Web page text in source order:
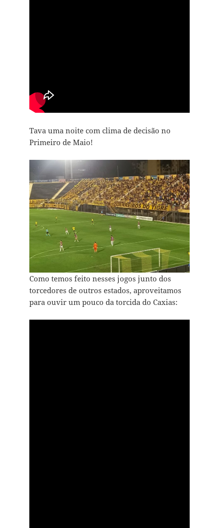
Tava uma noite com clima de decisão no
Primeiro de Maio!
Como temos feito nesses jogos junto dos
torcedores de outros estados, aproveitamos
para ouvir um pouco da torcida do Caxias: